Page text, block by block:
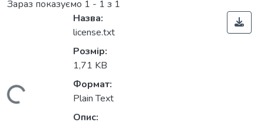
Зараз показуємо 1 - 1 з 1
Назва:
license.txt
Розмір:
1,71 KB
Формат:
Plain Text
Опис: